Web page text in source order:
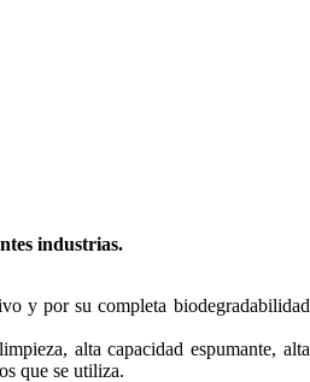
industrias.
y por su completa biodegradabilidad
alta capacidad espumante, alta
que se utiliza.